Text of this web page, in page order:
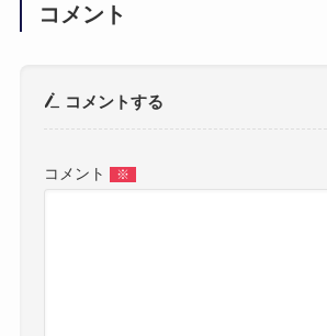
コメント
コメントする
コメント ※